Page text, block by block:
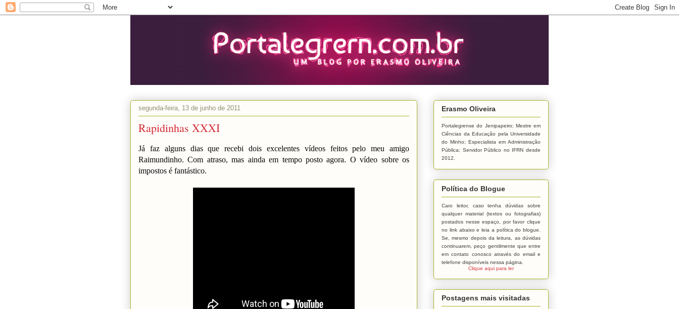
segunda-feira, 13 de junho de 2011
Rapidinhas XXXI
Já faz alguns dias que recebi dois excelentes vídeos feitos pelo meu amigo
Raimundinho. Com atraso, mas ainda em tempo posto agora. O vídeo sobre os
impostos é fantástico.
Erasmo Oliveira
Portalegrense do Jenipapeiro; Mestre em
Ciências da Educação pela Universidade
do Minho; Especialista em Administração
Pública; Servidor Público no IFRN desde
2012.
Política do Blogue
Caro leitor, caso tenha dúvidas sobre
qualquer material (textos ou fotografias)
postados nesse espaço, por favor clique
no link abaixo e leia a política do blogue.
Se, mesmo depois da leitura, as dúvidas
continuarem, peço gentilmente que entre
em contato conosco através do email e
telefone disponíveis nessa página.
Clique aqui para ler
Postagens mais visitadas